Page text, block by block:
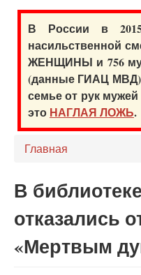
В России в
насильственной
ЖЕНЩИНЫ и 756
(данные ГИАЦ
семье от рук
это НАГЛАЯ ЛОЖЬ.
Главная
В
отказались
«Мертвым